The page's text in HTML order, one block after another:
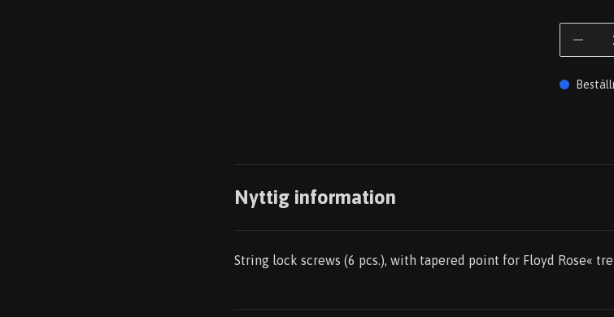
Nyttig information
String lock screws (6 pcs.), with tapered point for Floyd Rose«